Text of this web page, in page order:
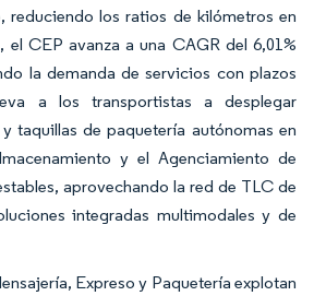
reduciendo los ratios de kilómetros en
CEP avanza a una CAGR del 6,01%
la demanda de servicios con plazos
a los transportistas a desplegar
taquillas de paquetería autónomas en
y el Agenciamiento de
aprovechando la red de TLC de
integradas multimodales y de
Expreso y Paquetería explotan